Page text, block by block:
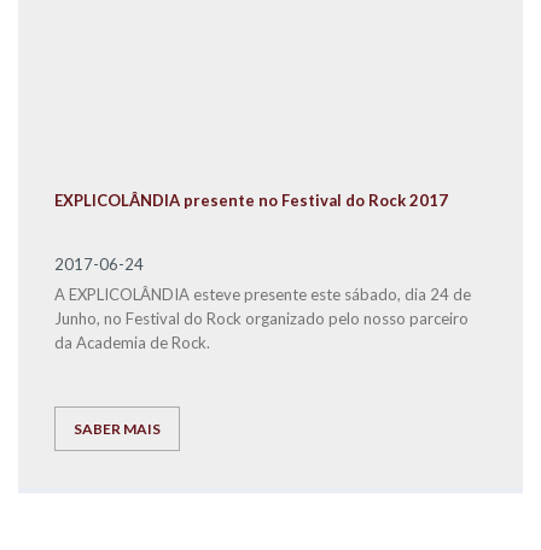
EXPLICOLÂNDIA presente no Festival do Rock 2017
2017-06-24
A EXPLICOLÂNDIA esteve presente este sábado, dia 24 de
Junho, no Festival do Rock organizado pelo nosso parceiro
da Academia de Rock.
SABER MAIS